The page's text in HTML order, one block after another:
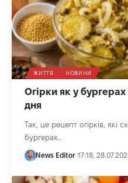
ЖИТТЯ НОВИНИ
Огірки як у
дня
Так, це рецепт огірків, які
бургерах…
News Editor 17:18,